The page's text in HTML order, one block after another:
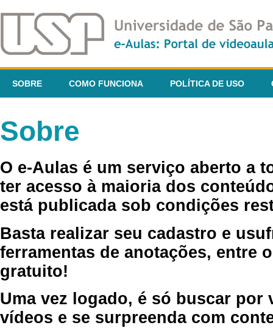
SOBRE COMO FUNCIONA POLÍTICA DE USO
Sobre
O e-Aulas é um serviço aberto a
ter acesso à maioria dos
está publicada sob condições
Basta realizar seu cadastro e
ferramentas de anotações, entre
gratuito!
Uma vez logado, é só buscar por
vídeos e se surpreenda com